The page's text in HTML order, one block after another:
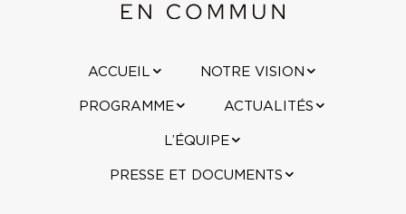
ACCUEIL NOTRE VISION
PROGRAMME ACTUALITÉS
L’ÉQUIPE
PRESSE ET DOCUMENTS